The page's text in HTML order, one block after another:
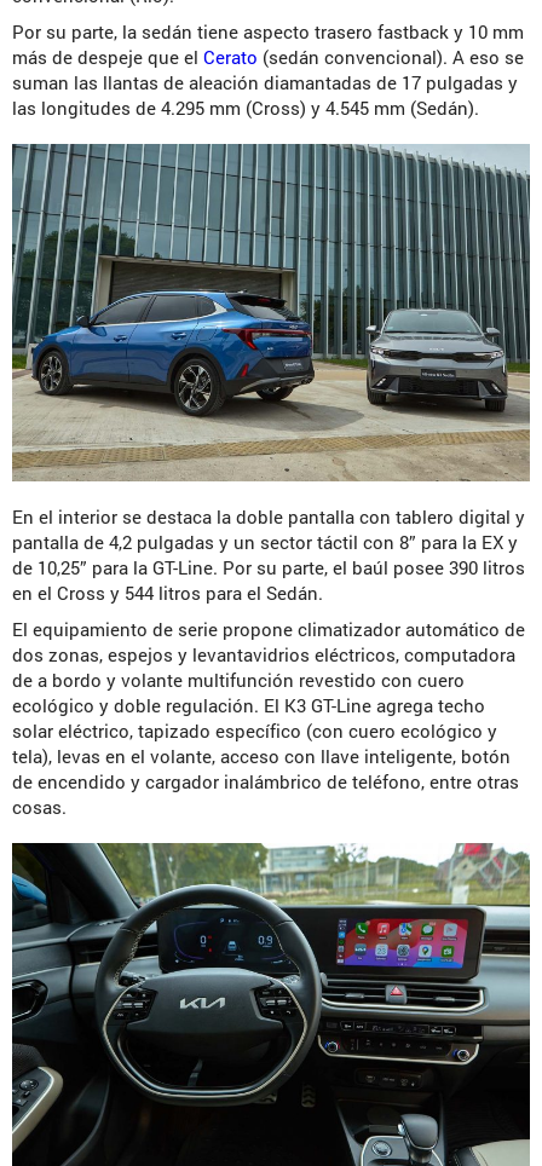
Por su parte, la sedán tiene aspecto trasero fastback y 10 mm
más de despeje que el Cerato (sedán convencional). A eso se
suman las llantas de aleación diamantadas de 17 pulgadas y
las longitudes de 4.295 mm (Cross) y 4.545 mm (Sedán).
En el interior se destaca la doble pantalla con tablero digital y
pantalla de 4,2 pulgadas y un sector táctil con 8” para la EX y
de 10,25” para la GT-Line. Por su parte, el baúl posee 390 litros
en el Cross y 544 litros para el Sedán.
El equipamiento de serie propone climatizador automático de
dos zonas, espejos y levantavidrios eléctricos, computadora
de a bordo y volante multifunción revestido con cuero
ecológico y doble regulación. El K3 GT-Line agrega techo
solar eléctrico, tapizado específico (con cuero ecológico y
tela), levas en el volante, acceso con llave inteligente, botón
de encendido y cargador inalámbrico de teléfono, entre otras
cosas.